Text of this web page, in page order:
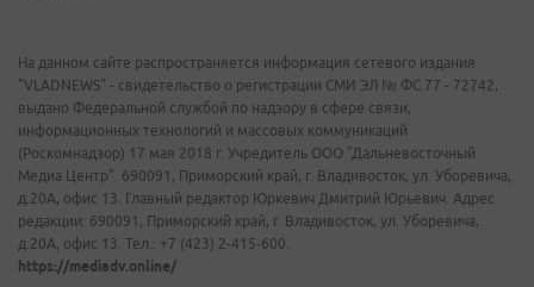
На данном сайте распространяется информация сетевого издания
"VLADNEWS" - свидетельство о регистрации СМИ ЭЛ № ФС 77 - 72742,
выдано Федеральной службой по надзору в сфере связи,
информационных технологий и массовых коммуникаций
(Роскомнадзор) 17 мая 2018 г. Учредитель ООО "Дальневосточный
Медиа Центр". 690091, Приморский край, г. Владивосток, ул. Уборевича,
д.20А, офис 13. Главный редактор Юркевич Дмитрий Юрьевич. Адрес
редакции: 690091, Приморский край, г. Владивосток, ул. Уборевича,
д.20А, офис 13. Тел.: +7 (423) 2-415-600.
https://mediadv.online/